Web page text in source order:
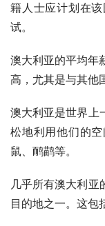
籍人士应计划在
试。
澳大利亚的平均
高，尤其是与其他
澳大利亚是世界上
松地利用他们的
鼠、鸸鹋等。
几乎所有澳大利亚
目的地之一。这包